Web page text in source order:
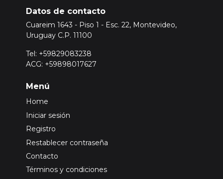
Datos de contacto
Cuareim 1643 - Piso 1 - Esc. 22, Montevideo,
Uruguay C.P. 11100
Tel: +59829083238
ACG: +59898017627
Menú
Home
Iniciar sesión
Registro
Restablecer contraseña
Contacto
Términos y condiciones